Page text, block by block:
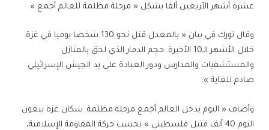
عشرة أشهر الأربعين ألفا يشكل « مرحلة مظلمة للعالم أجمع ».
وقال تورك في بيان « بالمعدل قتل نحو 130 شخصا يوميا في غزة
خلال الأشهر الـ10 الأخيرة. حجم الدمار الذي لحق بالمنازل
والمستشفيات والمدارس ودور العبادة على يد الجيش الإسرائيلي
صادم للغاية ».
وأضاف « اليوم يدخل العالم أجمع مرحلة مظلمة. سكان غزة ينعون
اليوم 40 ألف قتيل فلسطيني » بحسب حركة المقاومة الإسلامية،